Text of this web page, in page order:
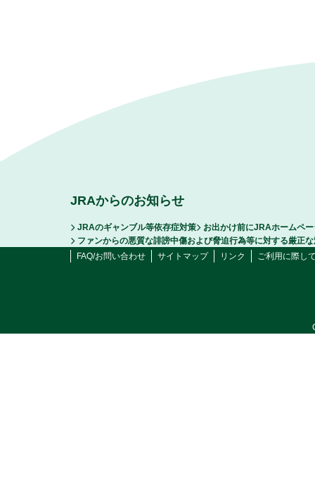
JRAからのお知らせ
JRAのギャンブル等依存症対策
お出かけ前にJRAホームペ
ファンからの悪質な誹謗中傷および脅迫行為等に対する厳正
FAQ/お問い合わせ
サイトマップ リンク ご利用に際し